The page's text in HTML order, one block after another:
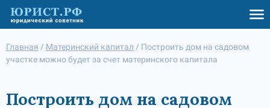
Главная / Материнский капитал / Построить дом на садовом
участке можно будет за счет материнского капитала
Построить дом на садовом